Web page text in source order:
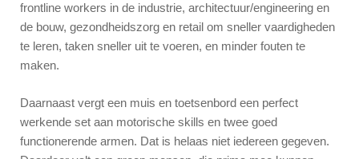
frontline workers in de industrie, architectuur/engineering en
de bouw, gezondheidszorg en retail om sneller vaardigheden
te leren, taken sneller uit te voeren, en minder fouten te
maken.
Daarnaast vergt een muis en toetsenbord een perfect
werkende set aan motorische skills en twee goed
functionerende armen. Dat is helaas niet iedereen gegeven.